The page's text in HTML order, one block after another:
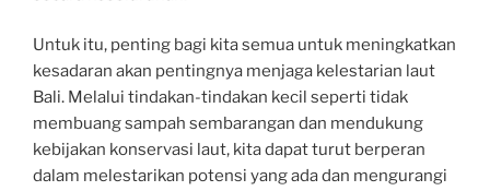
Untuk itu, penting bagi kita semua untuk meningkatkan
kesadaran akan pentingnya menjaga kelestarian laut
Bali. Melalui tindakan-tindakan kecil seperti tidak
membuang sampah sembarangan dan mendukung
kebijakan konservasi laut, kita dapat turut berperan
dalam melestarikan potensi yang ada dan mengurangi